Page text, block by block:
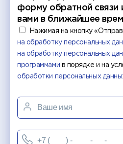
форму обратной связи
вами в ближайшее
Нажимая на кнопку
на обработку персональных
на обработку персональных
программами в порядке и на
обработки персональных